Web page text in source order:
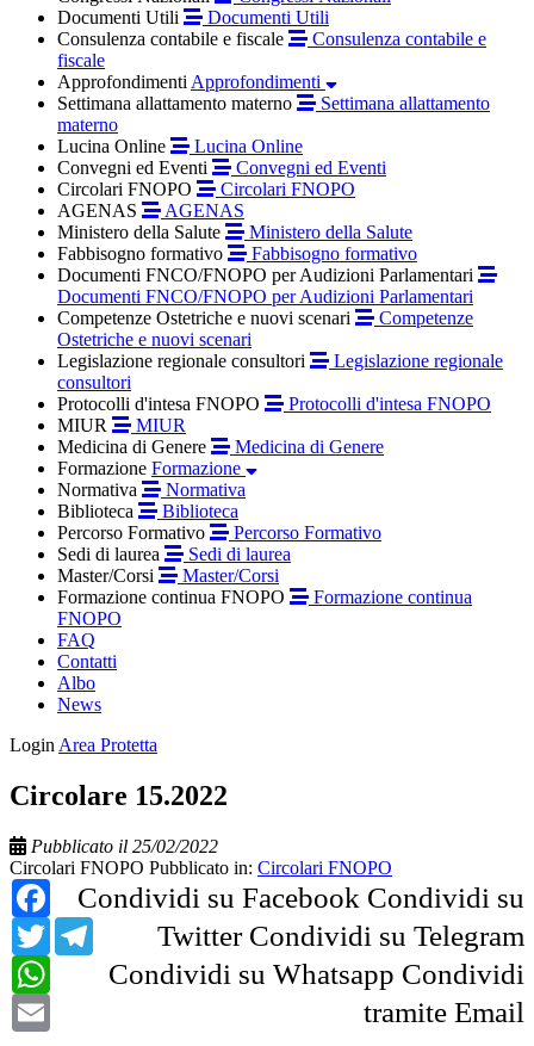
Documenti Utili
Documenti Utili
Consulenza contabile e fiscale
Consulenza contabile e
fiscale
Approfondimenti Approfondimenti
Settimana allattamento materno
Settimana allattamento
materno
Lucina Online
Lucina Online
Convegni ed Eventi
Convegni ed Eventi
Circolari FNOPO
Circolari FNOPO
AGENAS
AGENAS
Ministero della Salute
Ministero della Salute
Fabbisogno formativo
Fabbisogno formativo
Documenti FNCO/FNOPO per Audizioni Parlamentari
Documenti FNCO/FNOPO per Audizioni Parlamentari
Competenze Ostetriche e nuovi scenari
Competenze
Ostetriche e nuovi scenari
Legislazione regionale consultori
Legislazione regionale
consultori
Protocolli d'intesa FNOPO
Protocolli d'intesa FNOPO
MIUR
MIUR
Medicina di Genere
Medicina di Genere
Formazione Formazione
Normativa
Normativa
Biblioteca
Biblioteca
Percorso Formativo
Percorso Formativo
Sedi di laurea
Sedi di laurea
Master/Corsi
Master/Corsi
Formazione continua FNOPO
Formazione continua
FNOPO
FAQ
Contatti
Albo
News
Login Area Protetta
Circolare 15.2022
Pubblicato il 25/02/2022
Circolari FNOPO Pubblicato in: Circolari FNOPO
Condividi su Facebook
Facebook
Condividi su
Twitter
Twitter Condividi su Telegram
Telegram
Condividi su Whatsapp
WhatsApp
Condividi
tramite Email